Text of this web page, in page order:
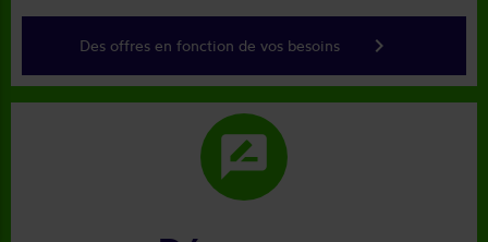
Des offres en fonction de vos besoins keyboard_arrow_right
rate_review